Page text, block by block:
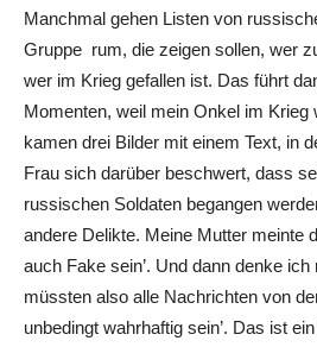
Manchmal gehen Listen von
Gruppe rum, die zeigen sollen, wer
wer im Krieg gefallen ist. Das führt
Momenten, weil mein Onkel im Krieg
kamen drei Bilder mit einem Text, in
Frau sich darüber beschwert, dass
russischen Soldaten begangen
andere Delikte. Meine Mutter meinte
auch Fake sein’. Und dann denke ich
müssten also alle Nachrichten von
unbedingt wahrhaftig sein’. Das ist